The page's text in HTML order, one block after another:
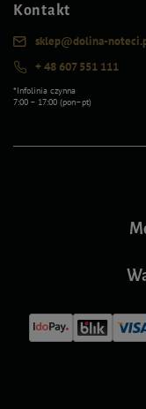
Kontakt
sklep@dolina-
+ 48 607 551 111
*Infolinia czynna
7:00 – 17:00 (pon–pt)